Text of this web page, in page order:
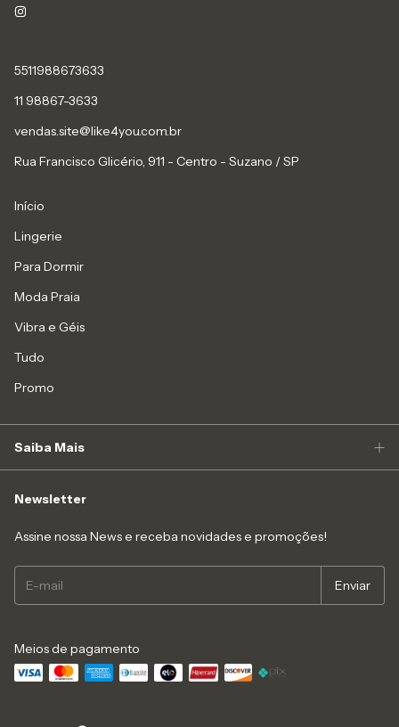
5511988673633
11 98867-3633
vendas.site@like4you.com.br
Rua Francisco Glicério, 911 - Centro - Suzano / SP
Início
Lingerie
Para Dormir
Moda Praia
Vibra e Géis
Tudo
Promo
Saiba Mais
Newsletter
Assine nossa News e receba novidades e promoções!
Meios de pagamento